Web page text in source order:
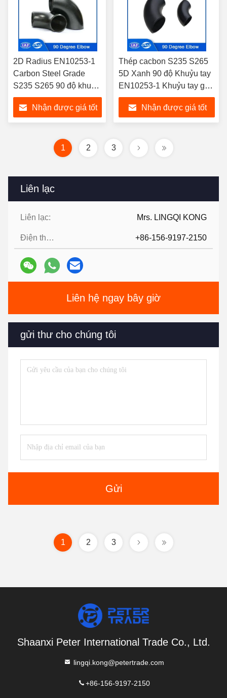
Liên lạc
Liên lạc: Mrs. LINGQI KONG
Điện thoại: +86-156-9197-2150
Liên hệ ngay bây giờ
gửi thư cho chúng tôi
Gửi
2D Radius EN10253-1
Carbon Steel Grade
S235 S265 90 độ khuỷu
tay Sắc sơn / mạ
Nhận được giá tốt
Thép cacbon S235 S265
5D Xanh 90 độ Khuỷu tay
EN10253-1 Khuỷu tay gắn
ống
Nhận được giá tốt
1 2 3
1 2 3
Shaanxi Peter International Trade Co., Ltd.
lingqi.kong@petertrade.com
+86-156-9197-2150